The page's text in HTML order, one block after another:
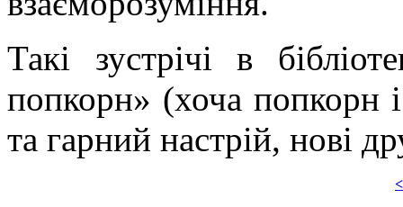
Такі зустрічі в
попкорн» (хоча попкорн
та гарний настрій, нові